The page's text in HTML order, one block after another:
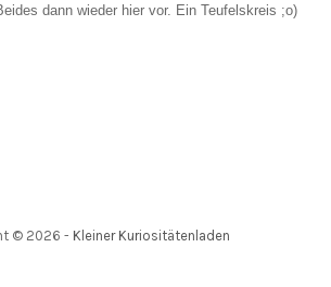
dann wieder hier vor. Ein Teufelskreis ;o)
© 2026 - Kleiner Kuriositätenladen